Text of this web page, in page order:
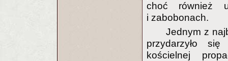
choć również
i zabobonach.
Jednym z
przydarzyło
kościelnej